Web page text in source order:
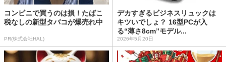
コンビニで買うのは損！たばこ
税なしの新型タバコが爆売れ中
PR(株式会社HAL)
デカすぎるビジネスリュックは
キツいでしょ？ 16型PCが入
る“薄さ8cm”モデル...
2026年5月20日